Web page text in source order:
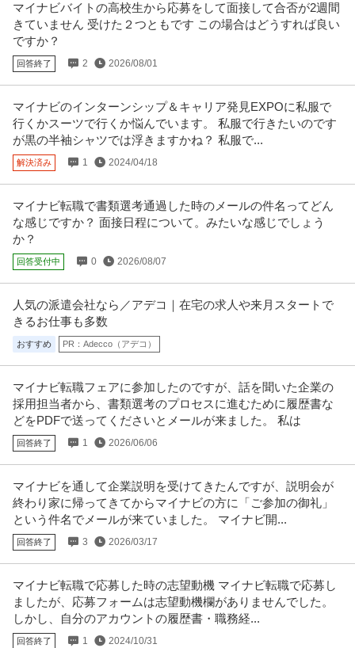
個人営業 ／ 「営業」土日祝休み／業界屈指のインセンティブ／残
業月10h
株式会社ヴェリタス・インベストメント
新着 正社員
年収800万円
【職種】営業＞個人営業 【業種】不動産＞デベロッパー ※会員属性などに応
この条件の求人をもっと見る
マイナビバイトの高校生から応募をして面接して合否が2週間
きていません 受けた２つともです この場合はどうすれば良い
ですか？
回答終了 2 2026/08/01
マイナビのインターンシップ＆キャリア発見EXPOに私服で
行くかスーツで行くか悩んでいます。 私服で行きたいのです
が黒の半袖シャツでは浮きますかね？ 私服で...
解決済み 1 2024/04/18
マイナビ転職で書類選考通過した時のメールの件名ってどん
な感じですか？ 面接日程について。みたいな感じでしょう
か？
回答受付中 0 2026/08/07
人気の派遣会社なら／アデコ｜在宅の求人や来月スタートで
きるお仕事も多数
おすすめ PR：Adecco（アデコ）
マイナビ転職フェアに参加したのですが、話を聞いた企業の
採用担当者から、書類選考のプロセスに進むために履歴書な
どをPDFで送ってくださいとメールが来ました。 私は
回答終了 1 2026/06/06
マイナビを通して企業説明を受けてきたんですが、説明会が
終わり家に帰ってきてからマイナビの方に「ご参加の御礼」
という件名でメールが来ていました。 マイナビ開...
回答終了 3 2026/03/17
マイナビ転職で応募した時の志望動機 マイナビ転職で応募し
ましたが、応募フォームは志望動機欄がありませんでした。
しかし、自分のアカウントの履歴書・職務経...
回答終了 1 2024/10/31